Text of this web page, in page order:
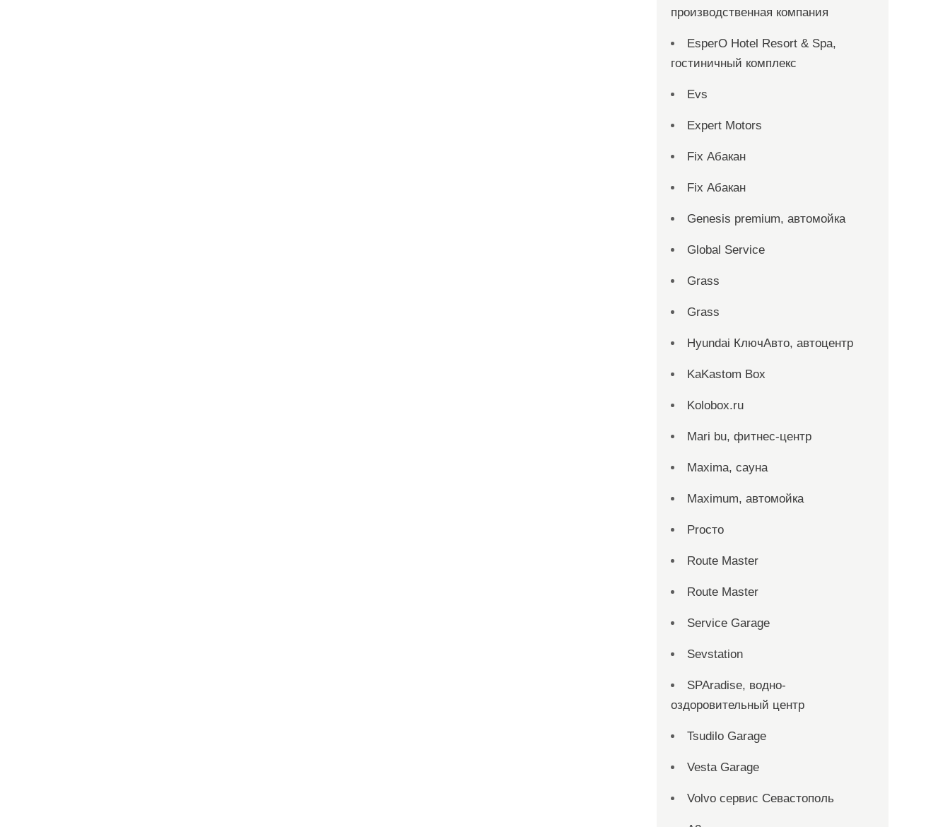
производственная компания
EsperO Hotel Resort & Spa,
гостиничный комплекс
Evs
Expert Motors
Fix Абакан
Fix Абакан
Genesis premium, автомойка
Global Service
Grass
Grass
Hyundai КлючАвто, автоцентр
KaKastom Box
Kolobox.ru
Mari bu, фитнес-центр
Maxima, сауна
Maximum, автомойка
Proсто
Route Master
Route Master
Service Garage
Sevstation
SPAradise, водно-
оздоровительный центр
Tsudilo Garage
Vesta Garage
Volvo сервис Севастополь